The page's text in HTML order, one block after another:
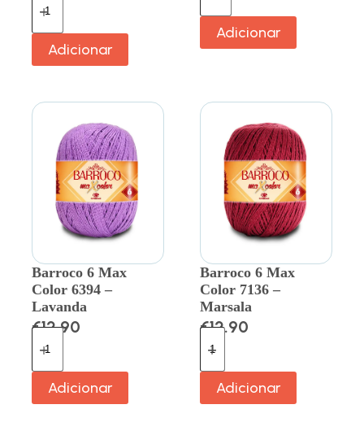
Adicionar
Adicionar
Barroco 6 Max
Color 6394 –
Lavanda
€12.90
Adicionar
Barroco 6 Max
Color 7136 –
Marsala
€12.90
Adicionar